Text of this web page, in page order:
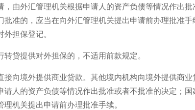
由外汇管理机关根据申请人的资产负债等情况作出批
准的，应当在向外汇管理机关提出申请前办理批准手
担保登记。
贷提供对外担保的，不适用前款规定。
向境外提供商业贷款。其他境内机构向境外提供商业
人的资产负债等情况作出批准或者不批准的决定；国
机关提出申请前办理批准手续。